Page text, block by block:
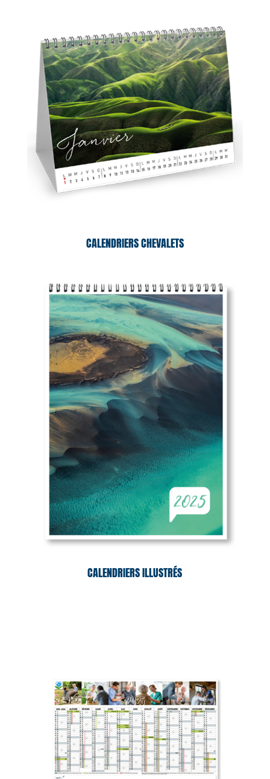
CALENDRIERS CHEVALETS
CALENDRIERS ILLUSTRÉS